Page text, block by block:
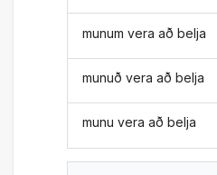
munum vera að belja
munuð vera að belja
munu vera að belja